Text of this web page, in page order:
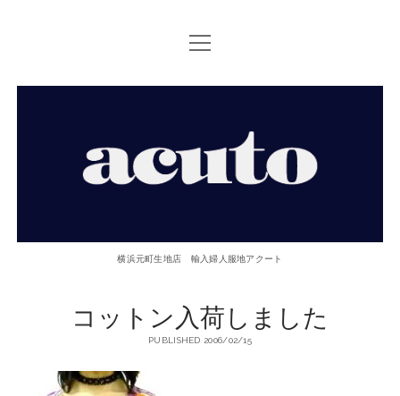
TOP PAGE
ACUTOについて
open
menu
元
横浜元町生地店 輸入婦人服地アクート
コットン入荷しました
PUBLISHED 2006/02/15